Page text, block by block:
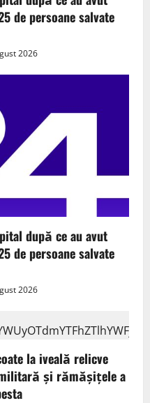
de persoane salvate
2026
după ce au avut
de persoane salvate
2026
la iveală relicve
și rămășițele a